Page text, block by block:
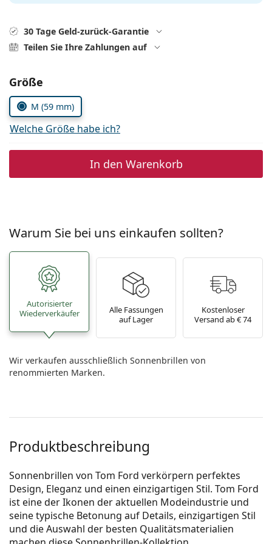
Persol
Prada
Alle Marken
Alle Pflegemittel
30 Tage Geld-zurück-Garantie
Teilen Sie Ihre Zahlungen auf
Parameter wählen
Größe
M (59 mm)
Welche Größe habe ich?
In den Warenkorb
Warum Sie bei uns einkaufen sollten?
Autorisierter
Wiederverkäufer
Alle Fassungen
auf Lager
Kostenloser
Versand ab € 74
Wir verkaufen ausschließlich Sonnenbrillen von
renommierten Marken.
Produktbeschreibung
Sonnenbrillen von Tom Ford verkörpern perfektes
Design, Eleganz und einen einzigartigen Stil. Tom Ford
ist eine der Ikonen der aktuellen Modeindustrie und
seine typische Betonung auf Details, einzigartigen Stil
und die Auswahl der besten Qualitätsmaterialien